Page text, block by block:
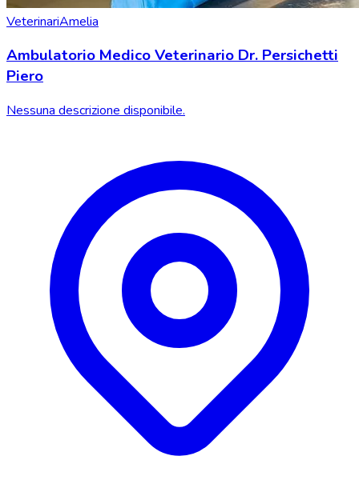
VeterinariAmelia
Ambulatorio Medico Veterinario Dr. Persichetti
Piero
Nessuna descrizione disponibile.